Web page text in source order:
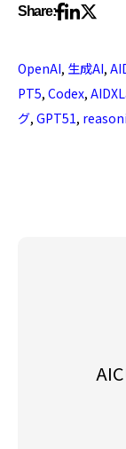
Share:
OpenAI, 生成AI,
PT5, Codex,
グ, GPT51,